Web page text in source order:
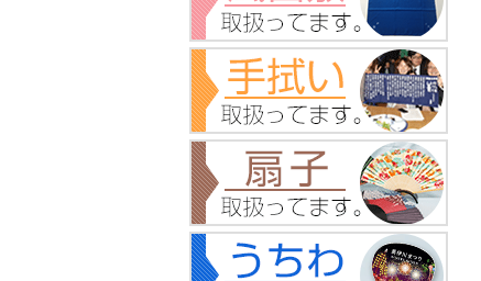
はっぴ 製作事例
NO.79
はっぴ 製作事例